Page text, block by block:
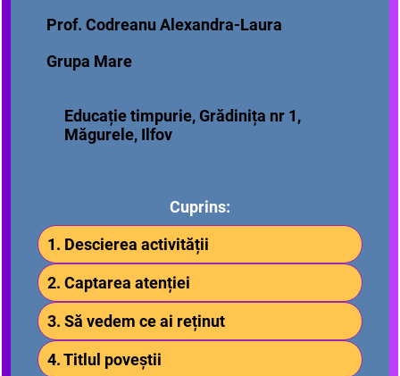
Prof. Codreanu Alexandra-Laura
Grupa Mare
Educație timpurie, Grădinița nr 1,
Măgurele, Ilfov
Cuprins:
1. Descierea activității
2. Captarea atenției
3. Să vedem ce ai reținut
4. Titlul poveștii